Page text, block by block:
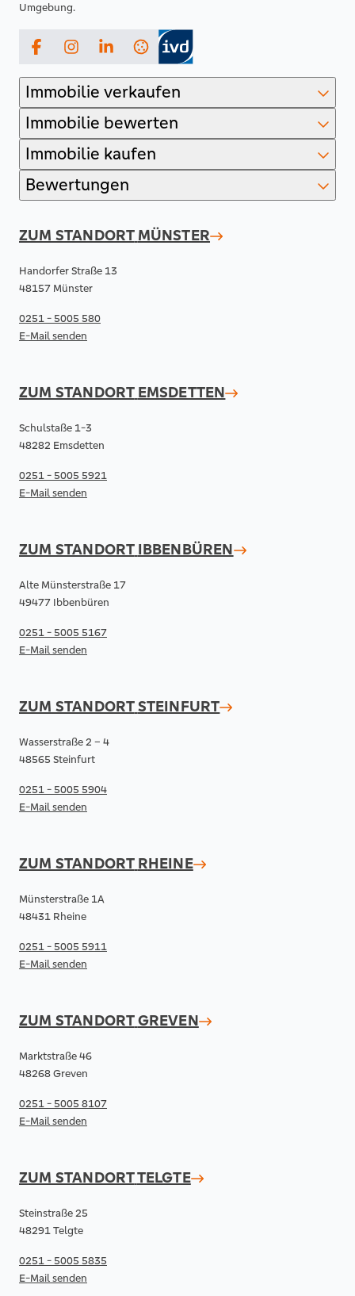
Umgebung.
FacebookInstagramLinkedIn
Immobilie verkaufen
Immobilie bewerten
Immobilie kaufen
Bewertungen
ZUM STANDORT MÜNSTER
Handorfer Straße 13
48157 Münster
0251 - 5005 580
E-Mail senden
ZUM STANDORT EMSDETTEN
Schulstaße 1-3
48282 Emsdetten
0251 - 5005 5921
E-Mail senden
ZUM STANDORT IBBENBÜREN
Alte Münsterstraße 17
49477 Ibbenbüren
0251 - 5005 5167
E-Mail senden
ZUM STANDORTSTEINFURT
Wasserstraße 2 – 4
48565 Steinfurt
0251 - 5005 5904
E-Mail senden
ZUM STANDORT RHEINE
Münsterstraße 1A
48431 Rheine
0251 - 5005 5911
E-Mail senden
ZUM STANDORTGREVEN
Marktstraße 46
48268 Greven
0251 - 5005 8107
E-Mail senden
ZUM STANDORTTELGTE
Steinstraße 25
48291 Telgte
0251 - 5005 5835
E-Mail senden